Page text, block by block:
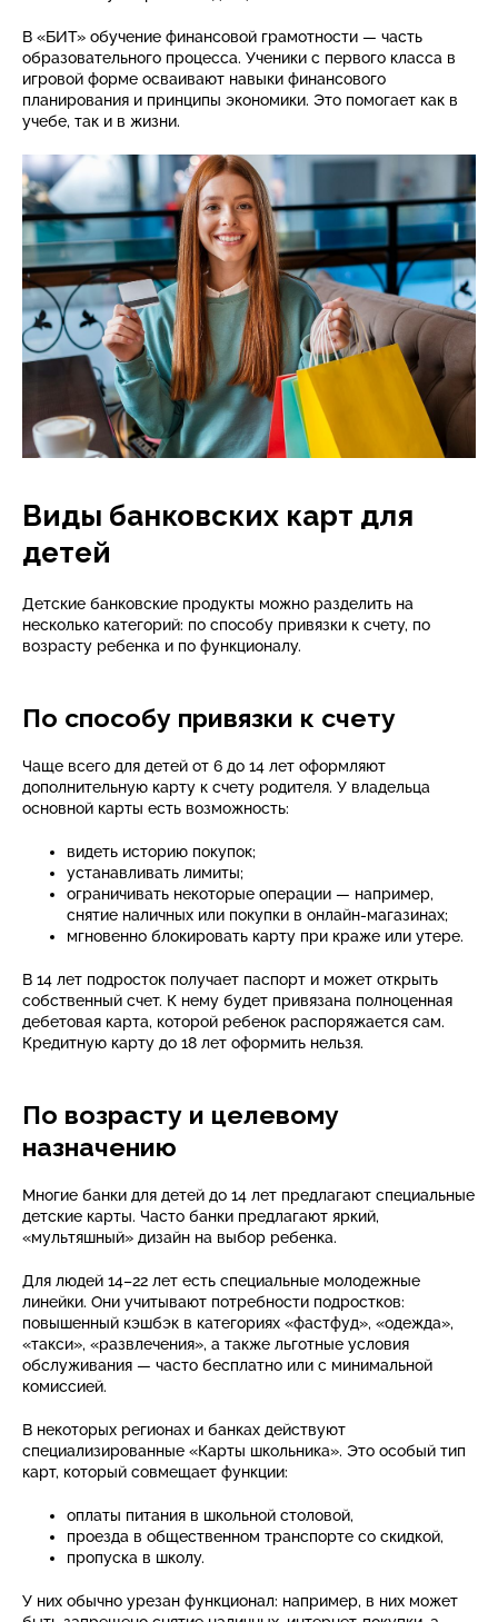
В «БИТ» обучение финансовой грамотности — часть
образовательного процесса. Ученики с первого класса в
игровой форме осваивают навыки финансового
планирования и принципы экономики. Это помогает как в
учебе, так и в жизни.
Виды банковских карт для
детей
Детские банковские продукты можно разделить на
несколько категорий: по способу привязки к счету, по
возрасту ребенка и по функционалу.
По способу привязки к счету
Чаще всего для детей от 6 до 14 лет оформляют
дополнительную карту к счету родителя. У владельца
основной карты есть возможность:
видеть историю покупок;
устанавливать лимиты;
ограничивать некоторые операции — например,
снятие наличных или покупки в онлайн-магазинах;
мгновенно блокировать карту при краже или утере.
В 14 лет подросток получает паспорт и может открыть
собственный счет. К нему будет привязана полноценная
дебетовая карта, которой ребенок распоряжается сам.
Кредитную карту до 18 лет оформить нельзя.
По возрасту и целевому
назначению
Многие банки для детей до 14 лет предлагают специальные
детские карты. Часто банки предлагают яркий,
«мультяшный» дизайн на выбор ребенка.
Для людей 14–22 лет есть специальные молодежные
линейки. Они учитывают потребности подростков:
повышенный кэшбэк в категориях «фастфуд», «одежда»,
«такси», «развлечения», а также льготные условия
обслуживания — часто бесплатно или с минимальной
комиссией.
В некоторых регионах и банках действуют
специализированные «Карты школьника». Это особый тип
карт, который совмещает функции:
оплаты питания в школьной столовой,
проезда в общественном транспорте со скидкой,
пропуска в школу.
У них обычно урезан функционал: например, в них может